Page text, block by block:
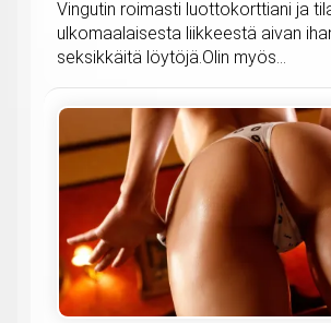
Vingutin roimasti luottokorttiani ja
ulkomaalaisesta liikkeestä aivan
seksikkäitä löytöjä.Olin myös...